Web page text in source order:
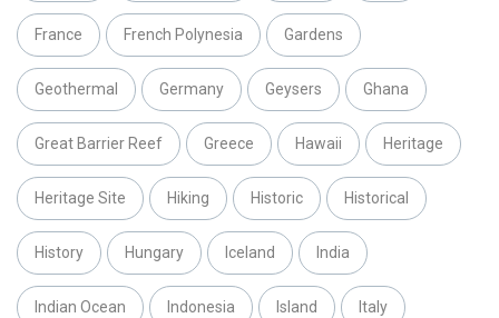
France French Polynesia Gardens
Geothermal Germany Geysers Ghana
Great Barrier Reef Greece Hawaii Heritage
Heritage Site Hiking Historic Historical
History Hungary Iceland India
Indian Ocean Indonesia Island Italy